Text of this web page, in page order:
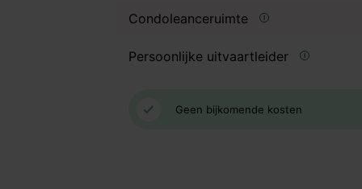
Condoleanceruimte
Persoonlijke uitvaartleider
Geen bijkomende kosten